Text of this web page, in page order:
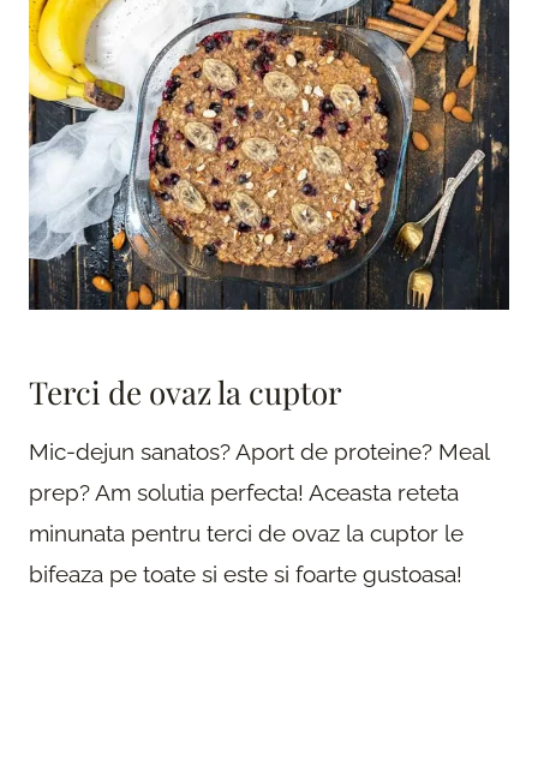
Terci de ovaz la cuptor
Mic-dejun sanatos? Aport de proteine? Meal
prep? Am solutia perfecta! Aceasta reteta
minunata pentru terci de ovaz la cuptor le
bifeaza pe toate si este si foarte gustoasa!